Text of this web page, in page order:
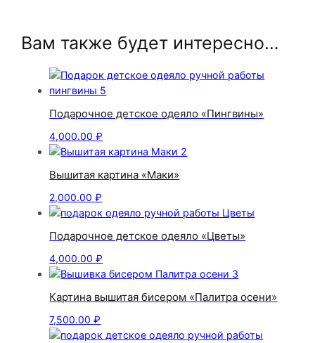
Вам также будет интересно…
Подарочное детское одеяло «Пингвины»
4,000.00₽
Вышитая картина «Маки»
2,000.00₽
Подарочное детское одеяло «Цветы»
4,000.00₽
Картина вышитая бисером «Палитра осени»
7,500.00₽